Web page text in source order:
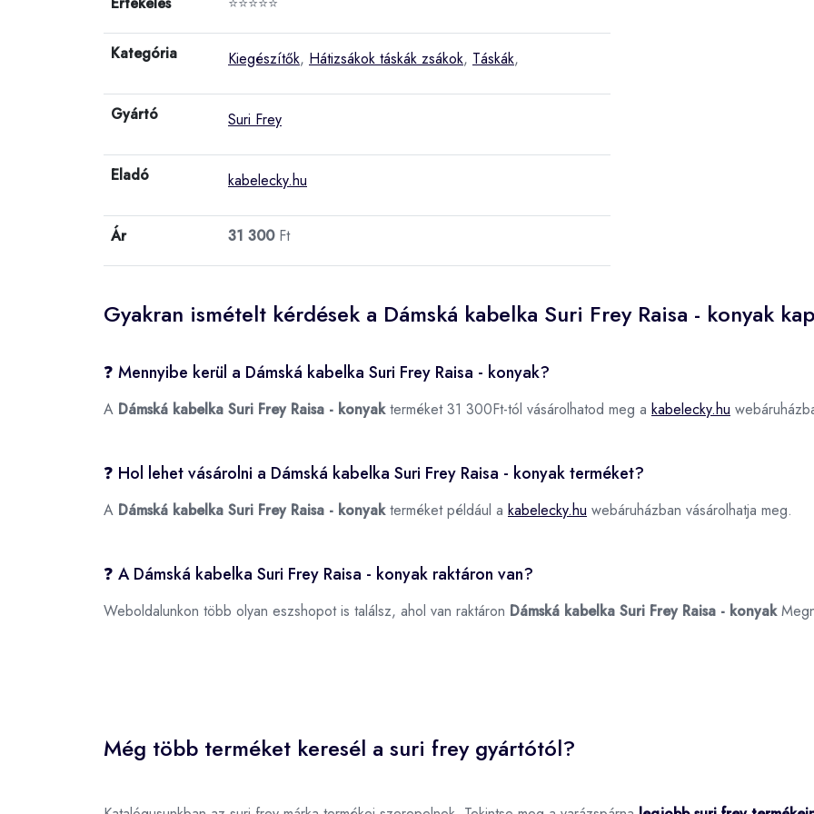
Kategória Kiegészítők, Hátizsákok táskák zsákok, Táskák,
Gyártó Suri Frey
Eladó kabelecky.hu
Ár 31 300Ft
Gyakran ismételt kérdések a Dámská kabelka Suri Frey Raisa - konyak
❓ Mennyibe kerül a Dámská kabelka Suri Frey Raisa - konyak?
A Dámská kabelka Suri Frey Raisa - konyakterméket 31 300Ft-tól vásárolhatod meg a kabelecky.hu
❓ Hol lehet vásárolni a Dámská kabelka Suri Frey Raisa - konyak terméket?
A Dámská kabelka Suri Frey Raisa - konyakterméket például a kabelecky.hu webáruházban vásárolhatja meg.
❓ A Dámská kabelka Suri Frey Raisa - konyak raktáron van?
Weboldalunkon több olyan eszshopot is találsz, ahol van raktáron Dámská kabelka Suri Frey Raisa - konyak
Még több terméket keresél a suri frey gyártótól?